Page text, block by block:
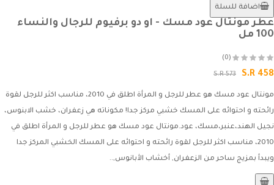
اضافة للسلة
عطر مونتال عود مسك - او دو برفيوم للرجال والنساء
100 مل
(0)
S.R 458
S.R 573
مونتال عود مسك هو عطر للرجل و المرأة اطلق في 2010، مناسب اكثر للرجل لقوة
رائحته و احتوائه على المسك خشبي مركز جدا! مكوناته هي زعفران، خشب الابنوس،
نجيل الهند،عنبر،مسك، عود.مونتال عود مسك هو عطر للرجل و المرأة اطلق في
2010، مناسب اكثر للرجل لقوة رائحته و احتوائه على المسك الخشبي المركز جدا
ويبدأ بمزيج ساحر من الزعفران, أخشاب الأبانوس,..